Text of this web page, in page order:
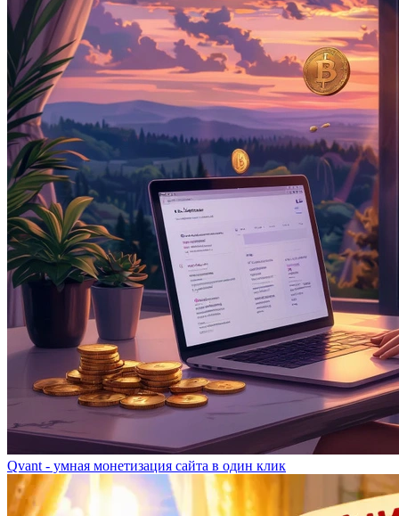
Qvant - умная монетизация сайта в один клик